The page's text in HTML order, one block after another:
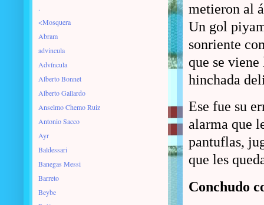
metieron al
Un gol
sonriente
que se
hinchada
Ese fue su
alarma que
pantuflas,
que les
Conchudo
.
<Mosquera
Abram
advincula
Advíncula
Alberto Bonnet
Alberto Gallardo
Anselmo Chemo Ruiz
Antonio Sacco
Ayr
Baldessari
Banegas Messi
Barreto
Beybe